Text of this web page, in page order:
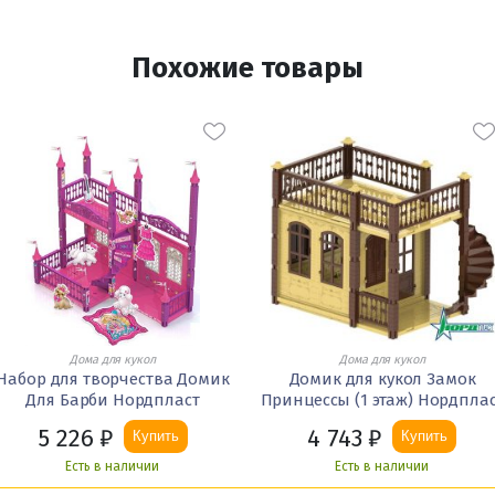
Похожие товары
Дома для кукол
для творчества Домик
Для Барби Нордпласт
5 226 ₽ Купить
Есть в наличии
Дома для кукол
Домик для кукол Замок
Принцессы (1 этаж)
4 743 ₽ Купить
Есть в наличии